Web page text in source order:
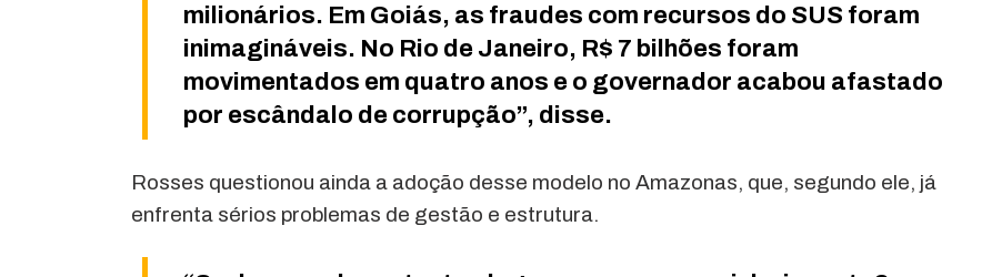
milionários. Em Goiás, as fraudes com recursos do SUS foram
inimagináveis. No Rio de Janeiro, R$ 7 bilhões foram
movimentados em quatro anos e o governador acabou afastado
por escândalo de corrupção”, disse.
Rosses questionou ainda a adoção desse modelo no Amazonas, que, segundo ele, já
enfrenta sérios problemas de gestão e estrutura.